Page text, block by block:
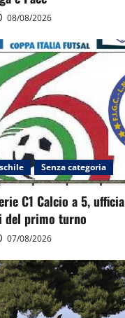
08/08/2026
Senza categoria
C1 Calcio a 5,
del primo turno
07/08/2026